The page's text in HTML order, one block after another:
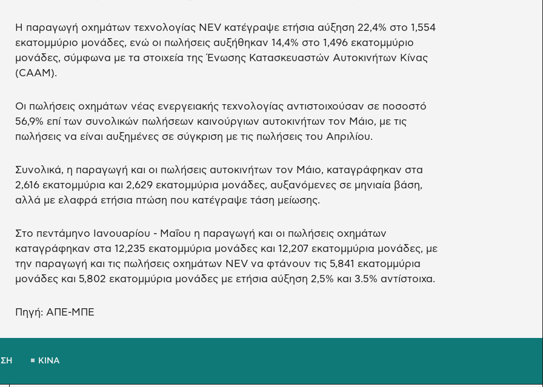
Η παραγωγή οχημάτων τεχνολογίας NEV κατέγραψε ετήσια αύξηση 22,4% στο 1,554
εκατομμύριο μονάδες, ενώ οι πωλήσεις αυξήθηκαν 14,4% στο 1,496 εκατομμύριο
μονάδες, σύμφωνα με τα στοιχεία της Ένωσης Κατασκευαστών Αυτοκινήτων Κίνας
(CAAM).
Οι πωλήσεις οχημάτων νέας ενεργειακής τεχνολογίας αντιστοιχούσαν σε ποσοστό
56,9% επί των συνολικών πωλήσεων καινούργιων αυτοκινήτων τον Μάιο, με τις
πωλήσεις να είναι αυξημένες σε σύγκριση με τις πωλήσεις του Απριλίου.
Συνολικά, η παραγωγή και οι πωλήσεις αυτοκινήτων τον Μάιο, καταγράφηκαν στα
2,616 εκατομμύρια και 2,629 εκατομμύρια μονάδες, αυξανόμενες σε μηνιαία βάση,
αλλά με ελαφρά ετήσια πτώση που κατέγραψε τάση μείωσης.
Στο πεντάμηνο Ιανουαρίου - Μαΐου η παραγωγή και οι πωλήσεις οχημάτων
καταγράφηκαν στα 12,235 εκατομμύρια μονάδες και 12,207 εκατομμύρια μονάδες, με
την παραγωγή και τις πωλήσεις οχημάτων NEV να φτάνουν τις 5,841 εκατομμύρια
μονάδες και 5,802 εκατομμύρια μονάδες με ετήσια αύξηση 2,5% και 3.5% αντίστοιχα.
Πηγή: ΑΠΕ-ΜΠΕ
ΚΙΝΑ